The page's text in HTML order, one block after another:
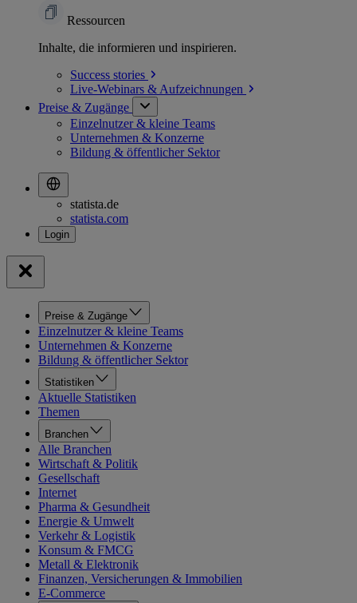
Ressourcen
Inhalte, die informieren und inspirieren.
Success stories
Live-Webinars & Aufzeichnungen
Preise & Zugänge
Einzelnutzer & kleine Teams
Unternehmen & Konzerne
Bildung & öffentlicher Sektor
statista.de
statista.com
Preise & Zugänge
Einzelnutzer & kleine Teams
Unternehmen & Konzerne
Bildung & öffentlicher Sektor
Statistiken
Aktuelle Statistiken
Themen
Branchen
Alle Branchen
Wirtschaft & Politik
Gesellschaft
Internet
Pharma & Gesundheit
Energie & Umwelt
Verkehr & Logistik
Konsum & FMCG
Metall & Elektronik
Finanzen, Versicherungen & Immobilien
E-Commerce